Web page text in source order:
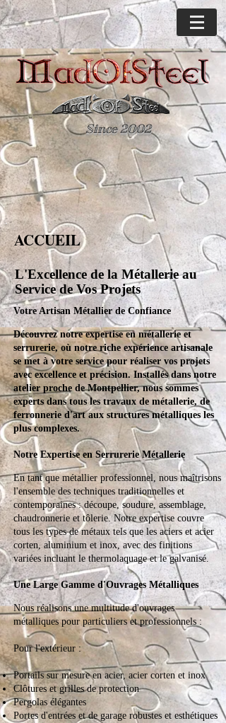
Since 2002
ACCUEIL
L'Excellence de la Métallerie au
Service de Vos Projets
Votre Artisan Métallier de Confiance
Découvrez notre expertise en métallerie et
serrurerie, où notre riche expérience artisanale
se met à votre service pour réaliser vos projets
avec excellence et précision. Installés dans notre
atelier proche de Montpellier, nous sommes
experts dans tous les travaux de métallerie, de
ferronnerie d'art aux structures métalliques les
plus complexes.
Notre Expertise en Serrurerie Métallerie
En tant que métallier professionnel, nous maîtrisons
l'ensemble des techniques traditionnelles et
contemporaines : découpe, soudure, assemblage,
chaudronnerie et tôlerie. Notre expertise couvre
tous les types de métaux tels que les aciers et acier
corten, aluminium et inox, avec des finitions
variées incluant le thermolaquage et le galvanisé.
Une Large Gamme d'Ouvrages Métalliques
Nous réalisons une multitude d'ouvrages
métalliques pour particuliers et professionnels :
Pour l'extérieur :
Portails sur mesure en acier, acier corten et inox
Clôtures et grilles de protection
Pergolas élégantes
Portes d'entrées et de garage robustes et esthétiques